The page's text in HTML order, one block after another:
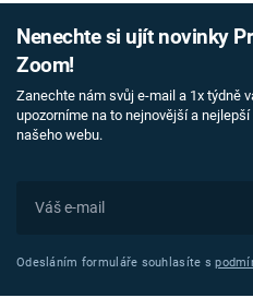
Nenechte si ujít novinky
Zoom!
Zanechte nám svůj e-mail a 1x týdně
upozorníme na to nejnovější a nejlepší
našeho webu.
Odesláním formuláře souhlasíte s